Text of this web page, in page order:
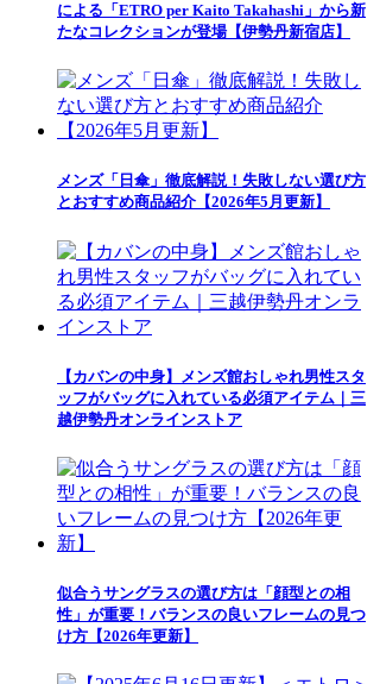
による「ETRO per Kaito Takahashi」から新
たなコレクションが登場【伊勢丹新宿店】
メンズ「日傘」徹底解説！失敗しない選び方
とおすすめ商品紹介【2026年5月更新】
【カバンの中身】メンズ館おしゃれ男性スタ
ッフがバッグに入れている必須アイテム｜三
越伊勢丹オンラインストア
似合うサングラスの選び方は「顔型との相
性」が重要！バランスの良いフレームの見つ
け方【2026年更新】